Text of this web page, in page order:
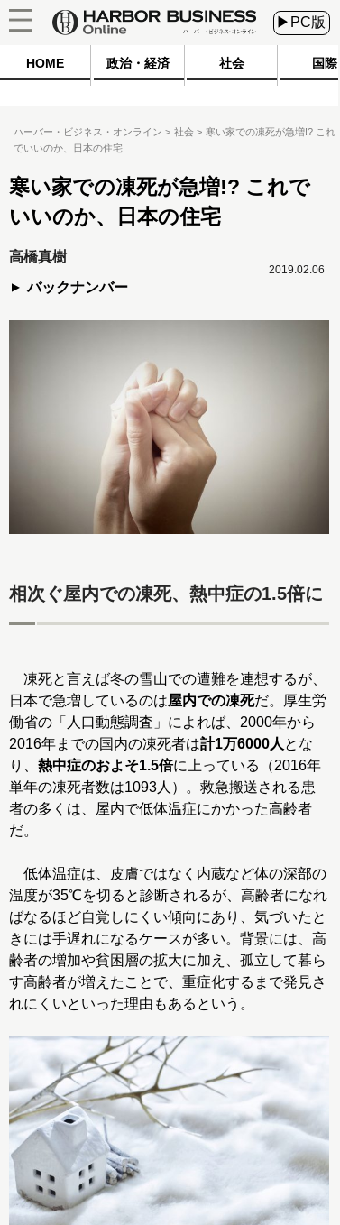
▶PC版
HOME 政治・経済 社会 国際
ハーバー・ビジネス・オンライン 社会
寒い家での凍死が急増!? これ
でいいのか、日本の住宅
寒い家での凍死が急増!? これで
いいのか、日本の住宅
高橋真樹
バックナンバー
2019.02.06
相次ぐ屋内での凍死、熱中症の1.5倍に
凍死と言えば冬の雪山での遭難を連想するが、
日本で急増しているのは屋内での凍死だ。厚生労
働省の「人口動態調査」によれば、2000年から
2016年までの国内の凍死者は計1万6000人 とな
り、 熱中症のおよそ1.5倍に上っている（2016年
単年の凍死者数は1093人）。救急搬送される患
者の多くは、屋内で低体温症にかかった高齢者
だ。
低体温症は、皮膚ではなく内蔵など体の深部の
温度が35℃を切ると診断されるが、高齢者になれ
ばなるほど自覚しにくい傾向にあり、気づいたと
きには手遅れになるケースが多い。背景には、高
齢者の増加や貧困層の拡大に加え、孤立して暮ら
す高齢者が増えたことで、重症化するまで発見さ
れにくいといった理由もあるという。